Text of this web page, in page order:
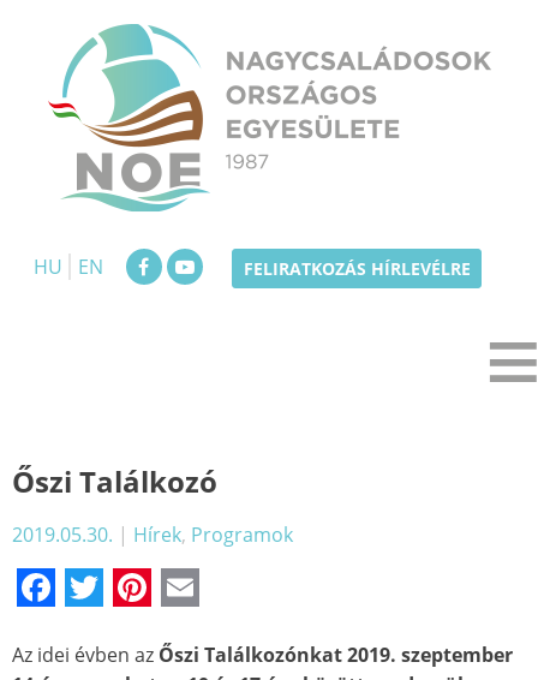
content
HU
EN FELIRATKOZÁS HÍRLEVÉLRE
Őszi Találkozó
2019.05.30. | Hírek, Programok
Facebook
TwitterPinterest
Az idei évben az Őszi Találkozónkat 2019. szeptember